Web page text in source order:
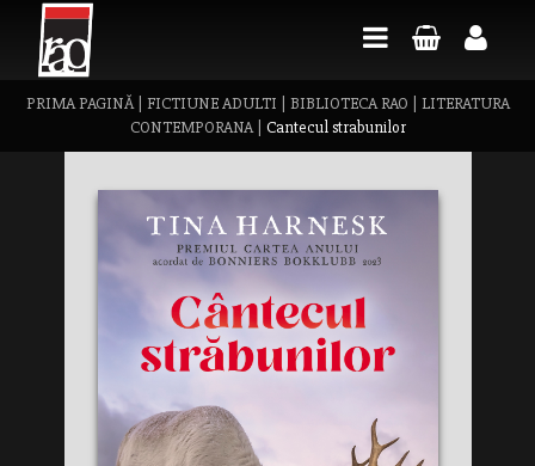
PRIMA PAGINĂ| FICTIUNE ADULTI BIBLIOTECA RAO
LITERATURA
CONTEMPORANA| Cantecul strabunilor